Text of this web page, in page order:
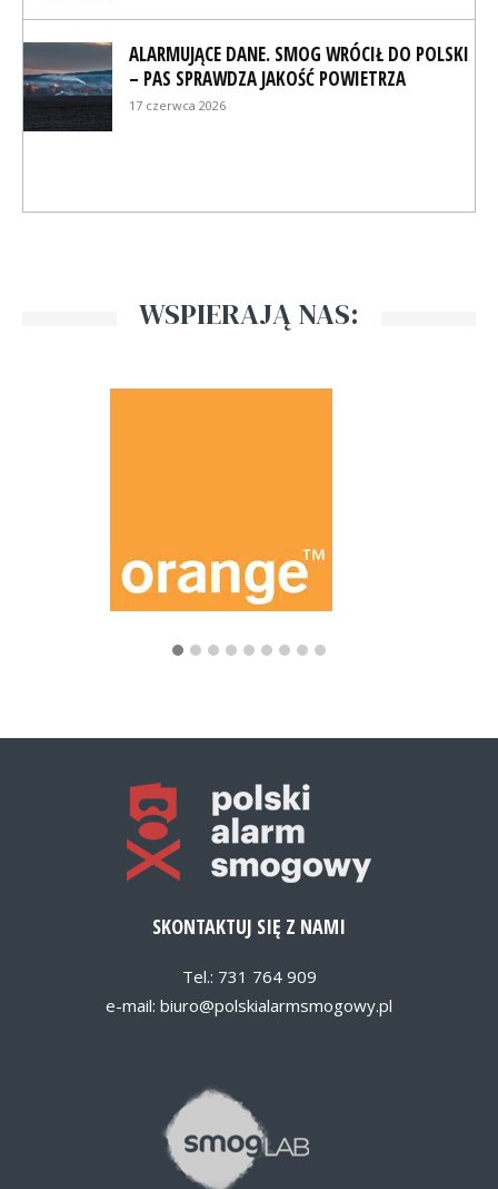
ALARMUJĄCE DANE. SMOG WRÓCIŁ DO POLSKI
– PAS SPRAWDZA JAKOŚĆ POWIETRZA
17 czerwca 2026
WSPIERAJĄ NAS:
SKONTAKTUJ SIĘ Z NAMI
Tel.: 731 764 909
e-mail: biuro@polskialarmsmogowy.pl